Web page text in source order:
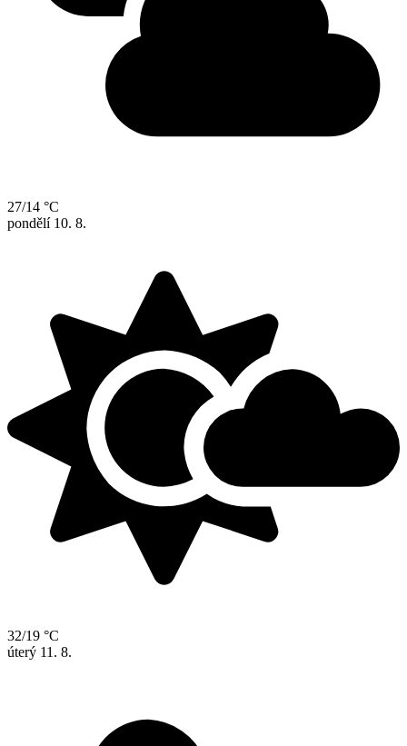
27/14 °C
pondělí 10. 8.
32/19 °C
úterý 11. 8.